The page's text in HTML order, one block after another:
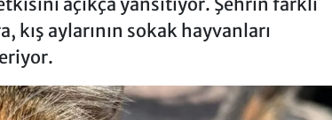
kış aylarının sokak hayvanları